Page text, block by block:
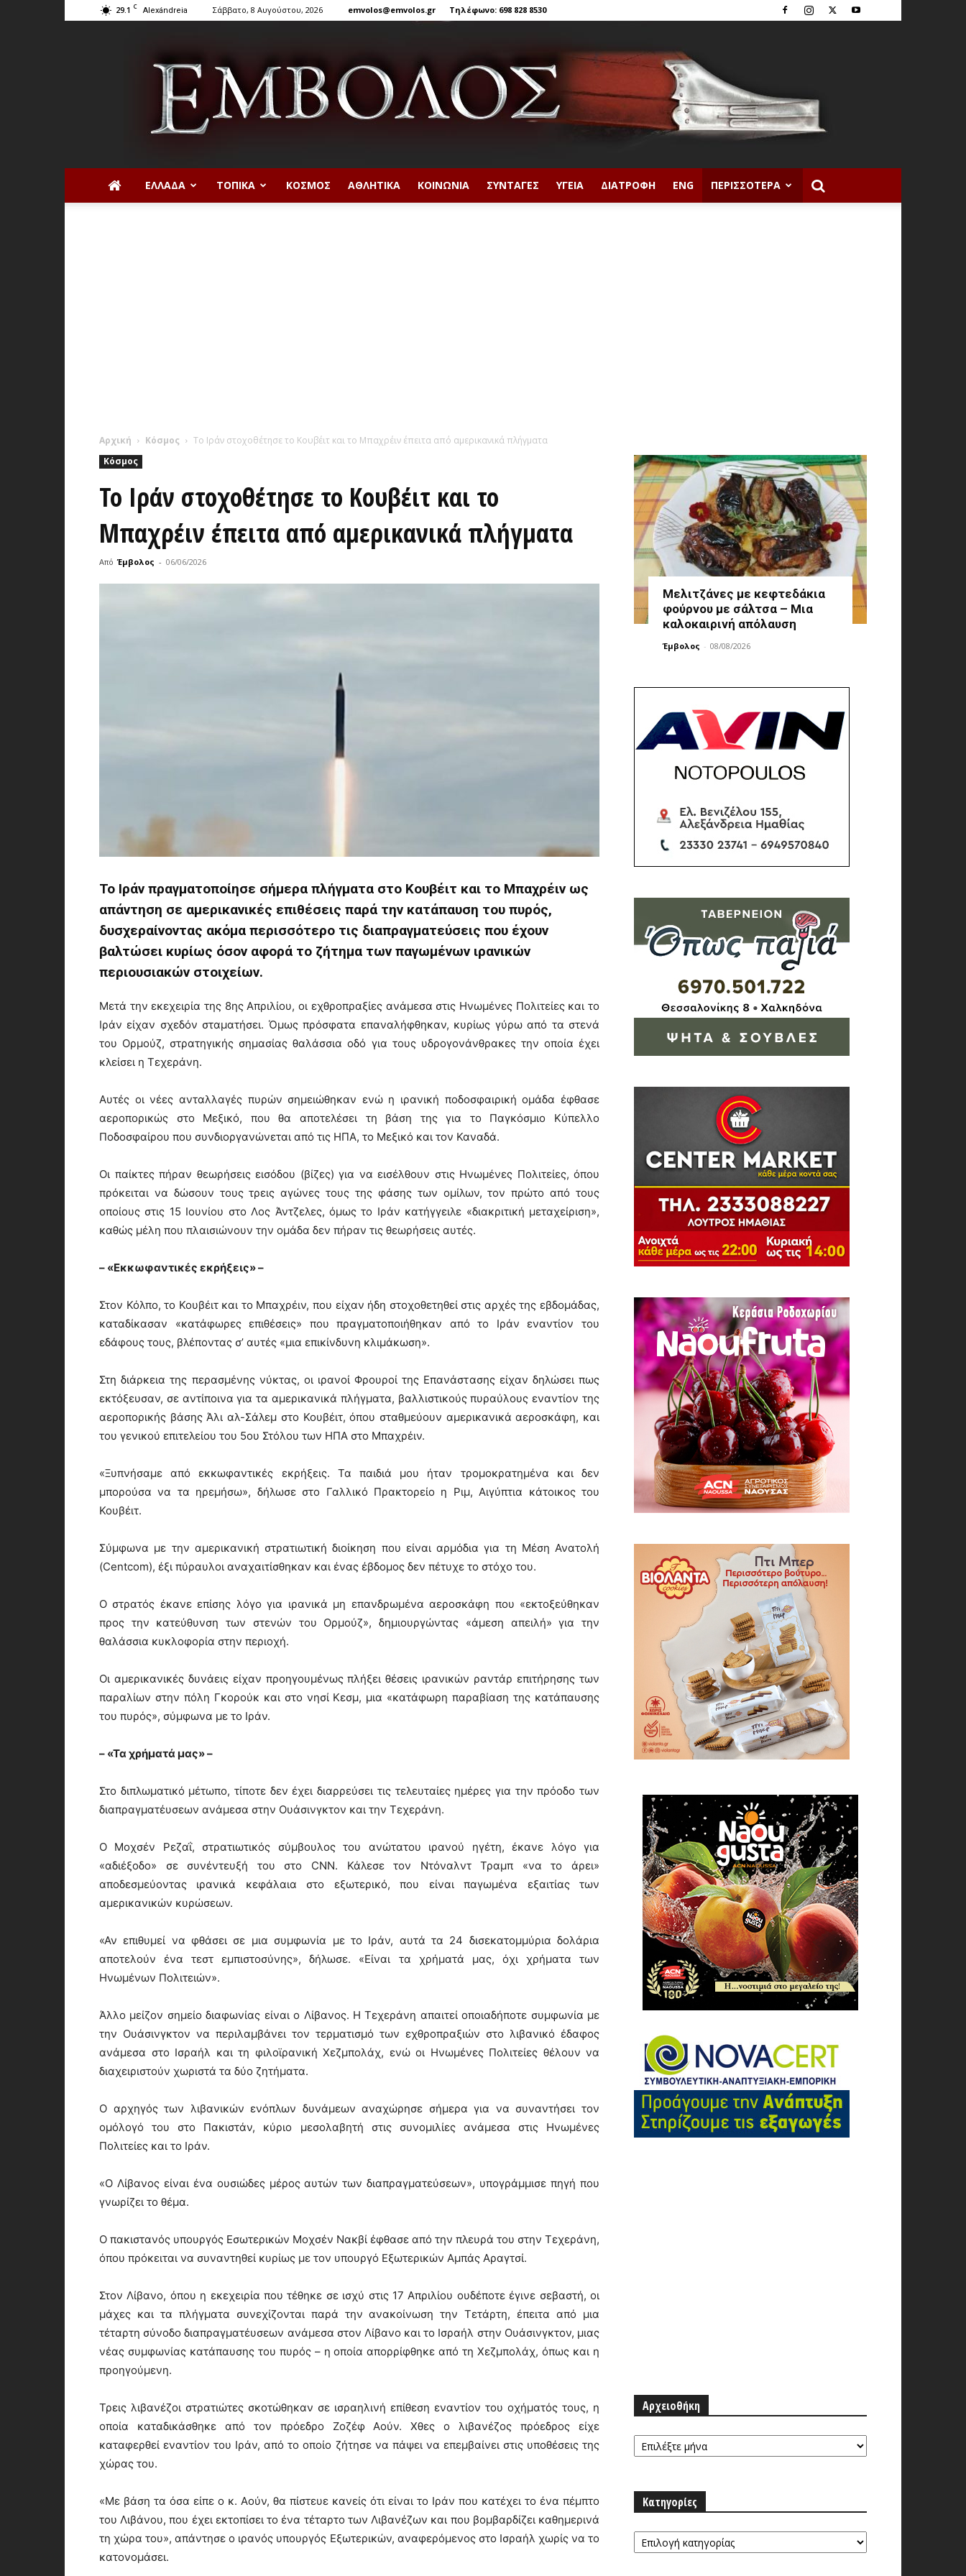
29.1 C Alexándreia Σάββατο, 8 Αυγούστου, 2026 emvolos@emvolos.gr Τηλέφωνο: 698 828 8530
ΕΛΛΆΔΑ ΤΟΠΙΚΆ ΚΌΣΜΟΣ ΑΘΛΗΤΙΚΆ ΚΟΙΝΩΝΊΑ ΣΥΝΤΑΓΈΣ ΥΓΕΊΑ ΔΙΑΤΡΟΦΉ ENG ΠΕΡΙΣΣΌΤΕΡΑ
Αρχική Κόσμος
Το Ιράν στοχοθέτησε το Κουβέιτ και το Μπαχρέιν έπειτα από αμερικανικά πλήγματα
Κόσμος
Το Ιράν στοχοθέτησε το Κουβέιτ και το
Μπαχρέιν έπειτα από αμερικανικά πλήγματα
Από Έμβολος - 06/06/2026
Το Ιράν πραγματοποίησε σήμερα πλήγματα στο Κουβέιτ και το Μπαχρέιν ως
απάντηση σε αμερικανικές επιθέσεις παρά την κατάπαυση του πυρός,
δυσχεραίνοντας ακόμα περισσότερο τις διαπραγματεύσεις που έχουν
βαλτώσει κυρίως όσον αφορά το ζήτημα των παγωμένων ιρανικών
περιουσιακών στοιχείων.
Μετά την εκεχειρία της 8ης Απριλίου, οι εχθροπραξίες ανάμεσα στις Ηνωμένες Πολιτείες και το
Ιράν είχαν σχεδόν σταματήσει. Όμως πρόσφατα επαναλήφθηκαν, κυρίως γύρω από τα στενά
του Ορμούζ, στρατηγικής σημασίας θαλάσσια οδό για τους υδρογονάνθρακες την οποία έχει
κλείσει η Τεχεράνη.
Αυτές οι νέες ανταλλαγές πυρών σημειώθηκαν ενώ η ιρανική ποδοσφαιρική ομάδα έφθασε
αεροπορικώς στο Μεξικό, που θα αποτελέσει τη βάση της για το Παγκόσμιο Κύπελλο
Ποδοσφαίρου που συνδιοργανώνεται από τις ΗΠΑ, το Μεξικό και τον Καναδά.
Οι παίκτες πήραν θεωρήσεις εισόδου (βίζες) για να εισέλθουν στις Ηνωμένες Πολιτείες, όπου
πρόκειται να δώσουν τους τρεις αγώνες τους της φάσης των ομίλων, τον πρώτο από τους
οποίους στις 15 Ιουνίου στο Λος Άντζελες, όμως το Ιράν κατήγγειλε «διακριτική μεταχείριση»,
καθώς μέλη που πλαισιώνουν την ομάδα δεν πήραν τις θεωρήσεις αυτές.
– «Εκκωφαντικές εκρήξεις» –
Στον Κόλπο, το Κουβέιτ και το Μπαχρέιν, που είχαν ήδη στοχοθετηθεί στις αρχές της εβδομάδας,
καταδίκασαν «κατάφωρες επιθέσεις» που πραγματοποιήθηκαν από το Ιράν εναντίον του
εδάφους τους, βλέποντας σ’ αυτές «μια επικίνδυνη κλιμάκωση».
Στη διάρκεια της περασμένης νύκτας, οι ιρανοί Φρουροί της Επανάστασης είχαν δηλώσει πως
εκτόξευσαν, σε αντίποινα για τα αμερικανικά πλήγματα, βαλλιστικούς πυραύλους εναντίον της
αεροπορικής βάσης Άλι αλ-Σάλεμ στο Κουβέιτ, όπου σταθμεύουν αμερικανικά αεροσκάφη, και
του γενικού επιτελείου του 5ου Στόλου των ΗΠΑ στο Μπαχρέιν.
«Ξυπνήσαμε από εκκωφαντικές εκρήξεις. Τα παιδιά μου ήταν τρομοκρατημένα και δεν
μπορούσα να τα ηρεμήσω», δήλωσε στο Γαλλικό Πρακτορείο η Ριμ, Αιγύπτια κάτοικος του
Κουβέιτ.
Σύμφωνα με την αμερικανική στρατιωτική διοίκηση που είναι αρμόδια για τη Μέση Ανατολή
(Centcom), έξι πύραυλοι αναχαιτίσθηκαν και ένας έβδομος δεν πέτυχε το στόχο του.
Ο στρατός έκανε επίσης λόγο για ιρανικά μη επανδρωμένα αεροσκάφη που «εκτοξεύθηκαν
προς την κατεύθυνση των στενών του Ορμούζ», δημιουργώντας «άμεση απειλή» για την
θαλάσσια κυκλοφορία στην περιοχή.
Οι αμερικανικές δυνάεις είχαν προηγουμένως πλήξει θέσεις ιρανικών ραντάρ επιτήρησης των
παραλίων στην πόλη Γκορούκ και στο νησί Κεσμ, μια «κατάφωρη παραβίαση της κατάπαυσης
του πυρός», σύμφωνα με το Ιράν.
– «Τα χρήματά μας» –
Στο διπλωματικό μέτωπο, τίποτε δεν έχει διαρρεύσει τις τελευταίες ημέρες για την πρόοδο των
διαπραγματέυσεων ανάμεσα στην Ουάσινγκτον και την Τεχεράνη.
Ο Μοχσέν Ρεζαΐ, στρατιωτικός σύμβουλος του ανώτατου ιρανού ηγέτη, έκανε λόγο για
«αδιέξοδο» σε συνέντευξή του στο CNN. Κάλεσε τον Ντόναλντ Τραμπ «να το άρει»
αποδεσμεύοντας ιρανικά κεφάλαια στο εξωτερικό, που είναι παγωμένα εξαιτίας των
αμερικανικών κυρώσεων.
«Αν επιθυμεί να φθάσει σε μια συμφωνία με το Ιράν, αυτά τα 24 δισεκατομμύρια δολάρια
αποτελούν ένα τεστ εμπιστοσύνης», δήλωσε. «Είναι τα χρήματά μας, όχι χρήματα των
Ηνωμένων Πολιτειών».
Άλλο μείζον σημείο διαφωνίας είναι ο Λίβανος. Η Τεχεράνη απαιτεί οποιαδήποτε συμφωνία με
την Ουάσινγκτον να περιλαμβάνει τον τερματισμό των εχθροπραξιών στο λιβανικό έδαφος
ανάμεσα στο Ισραήλ και τη φιλοϊρανική Χεζμπολάχ, ενώ οι Ηνωμένες Πολιτείες θέλουν να
διαχειριστούν χωριστά τα δύο ζητήματα.
Ο αρχηγός των λιβανικών ενόπλων δυνάμεων αναχώρησε σήμερα για να συναντήσει τον
ομόλογό του στο Πακιστάν, κύριο μεσολαβητή στις συνομιλίες ανάμεσα στις Ηνωμένες
Πολιτείες και το Ιράν.
«Ο Λίβανος είναι ένα ουσιώδες μέρος αυτών των διαπραγματεύσεων», υπογράμμισε πηγή που
γνωρίζει το θέμα.
Ο πακιστανός υπουργός Εσωτερικών Μοχσέν Νακβί έφθασε από την πλευρά του στην Τεχεράνη,
όπου πρόκειται να συναντηθεί κυρίως με τον υπουργό Εξωτερικών Αμπάς Αραγτσί.
Στον Λίβανο, όπου η εκεχειρία που τέθηκε σε ισχύ στις 17 Απριλίου ουδέποτε έγινε σεβαστή, οι
μάχες και τα πλήγματα συνεχίζονται παρά την ανακοίνωση την Τετάρτη, έπειτα από μια
τέταρτη σύνοδο διαπραγματέυσεων ανάμεσα στον Λίβανο και το Ισραήλ στην Ουάσινγκτον, μιας
νέας συμφωνίας κατάπαυσης του πυρός – η οποία απορρίφθηκε από τη Χεζμπολάχ, όπως και η
προηγούμενη.
Τρεις λιβανέζοι στρατιώτες σκοτώθηκαν σε ισραηλινή επίθεση εναντίον του οχήματός τους, η
οποία καταδικάσθηκε από τον πρόεδρο Ζοζέφ Αούν. Χθες ο λιβανέζος πρόεδρος είχε
καταφερθεί εναντίον του Ιράν, από το οποίο ζήτησε να πάψει να επεμβαίνει στις υποθέσεις της
χώρας του.
«Με βάση τα όσα είπε ο κ. Αούν, θα πίστευε κανείς ότι είναι το Ιράν που κατέχει το ένα πέμπτο
του Λιβάνου, που έχει εκτοπίσει το ένα τέταρτο των Λιβανέζων και που βομβαρδίζει καθημερινά
τη χώρα του», απάντησε ο ιρανός υπουργός Εξωτερικών, αναφερόμενος στο Ισραήλ χωρίς να το
κατονομάσει.
Μελιτζάνες με κεφτεδάκια
φούρνου με σάλτσα – Μια
καλοκαιρινή απόλαυση
Έμβολος - 08/08/2026
Αρχειοθήκη
Αρχειοθήκη
Κατηγορίες
Κατηγορίες